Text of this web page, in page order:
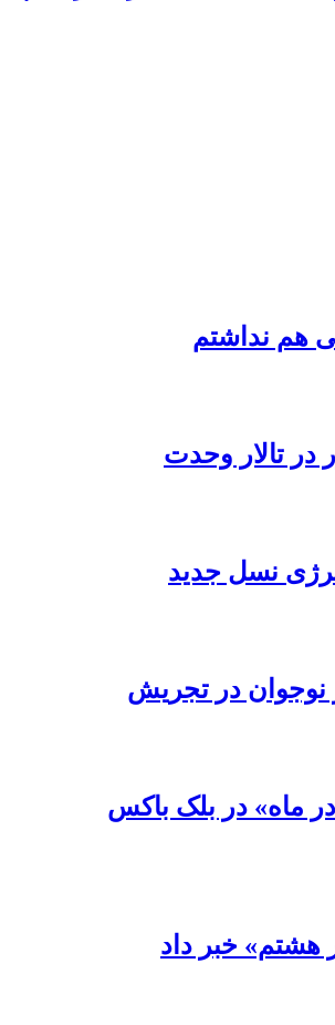
هم نداشتم
تالار وحدت
نسل جدید
ماه» در بلک باکس
هشتم» خبر داد